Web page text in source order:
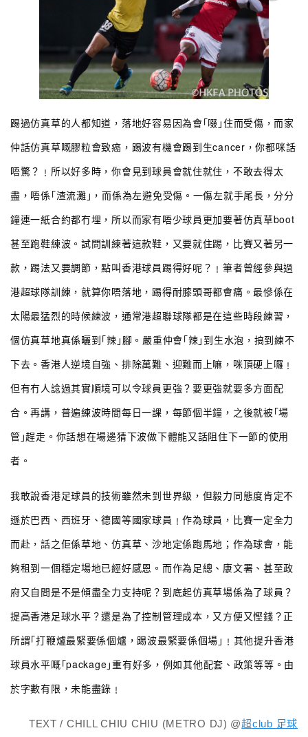
踢過仿真草的人都知道，落地好容易因為會｢啜｣住而受傷，而家
仲話仿真草嘅膠粒會致癌，踢波有機會踢到生cancer，你都咪話
唔驚？﹗所以好多時，你會見到球員會就住就住，不敢去得太
盡，唔係｢渣流灘｣，而係為左避免受傷。一傷左就手尾長，分分
鐘連一紙合約都冇埋，所以而家有唔少球員更加要著仿真草boot
甚至跑鞋練波。試問訓練著這款鞋，又要就住踢，比賽又著另一
款，踢法又要調節，點叫香港球員踢得好呢？﹗筆者曾經參與過
港超球隊訓練，就算你唔落地，踢得耐膝頭哥都會痛。最慘係在
太陽最猛烈的時候練波，通常港超聯球隊都是在這些時段練習，
個仿真草地真係曬到｢辣｣腳。嚴重仲會｢辣｣到生水泡，搞到練不
下去。香港人逆境自強、排除萬難、迎難而上嘛，咪頂硬上囉﹗
但有冇人諗過其實順境可以令球員更強？要更強就要多方面配
合。再講，普遍練波時間每日一課，每節個半鐘，之後就被｢場
管｣趕走。你話想在場邊猜下波做下體能又話阻住下一節的使用
者。
我敢說香港足球員的技術雖然未到世界級，但毅力同態度肯定不
遜於巴西、西班牙、德國等國家球員﹗作為球員，比賽一定全力
而赴，話之佢係草地、仿真草、沙地定係跑馬地；作為球會，能
夠租到一個穩定場地已經好感恩。而作為足總、康文署、甚至政
府又自問是不是傾盡全力支持呢？到底起仿真草場係為了球員？
提高香港足球水平？還是為了控制管理成本，又方便又慳錢？正
所謂｢打鞭爐最緊要係個爐，踢波最緊要係個場｣﹗其他提升香港
球員水平嘅｢package｣重有好多，例如其他配套、政策等等。由
於字數有限，未能盡錄﹗
TEXT / CHILL CHIU CHIU (METRO DJ) @超club 足球